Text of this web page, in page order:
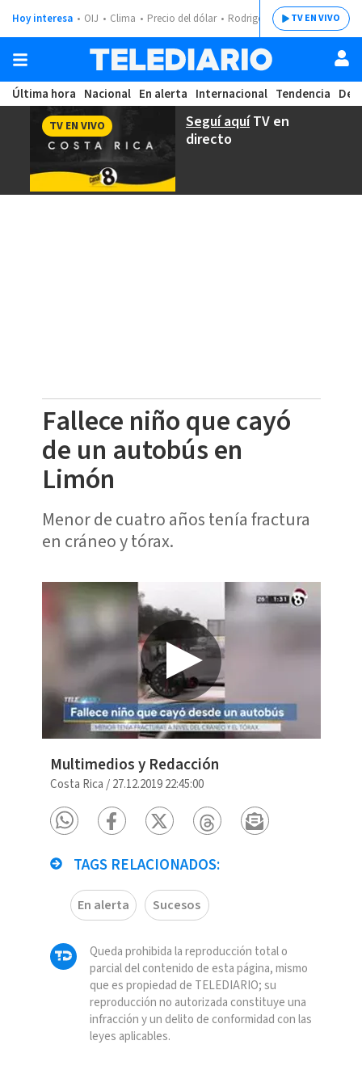
Hoy interesa OIJ Clima Precio del dólar Rodrigo ChavesTV EN VIVO
Última hora Nacional En alerta Internacional Tendencia
Seguí aquíTV en
directo
TV EN VIVO
Fallece niño que cayó
de un autobús en
Limón
Menor de cuatro años tenía fractura
en cráneo y tórax.
Multimedios y Redacción
Costa Rica /27.12.2019 22:45:00
TAGS RELACIONADOS:
En alerta Sucesos
Queda prohibida la reproducción total o
parcial del contenido de esta página, mismo
que es propiedad de TELEDIARIO; su
reproducción no autorizada constituye una
infracción y un delito de conformidad con las
leyes aplicables.